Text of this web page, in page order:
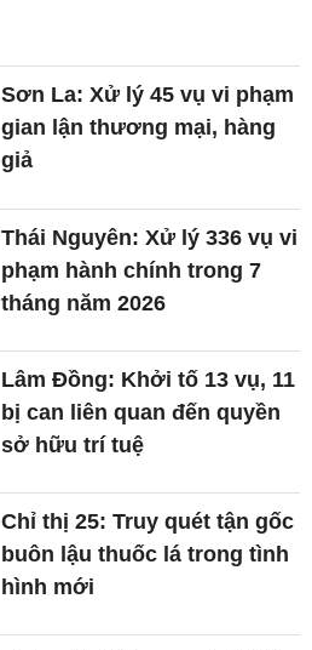
Sơn La: Xử lý 45 vụ vi phạm
gian lận thương mại, hàng
giả
Thái Nguyên: Xử lý 336 vụ vi
phạm hành chính trong 7
tháng năm 2026
Lâm Đồng: Khởi tố 13 vụ, 11
bị can liên quan đến quyền
sở hữu trí tuệ
Chỉ thị 25: Truy quét tận gốc
buôn lậu thuốc lá trong tình
hình mới